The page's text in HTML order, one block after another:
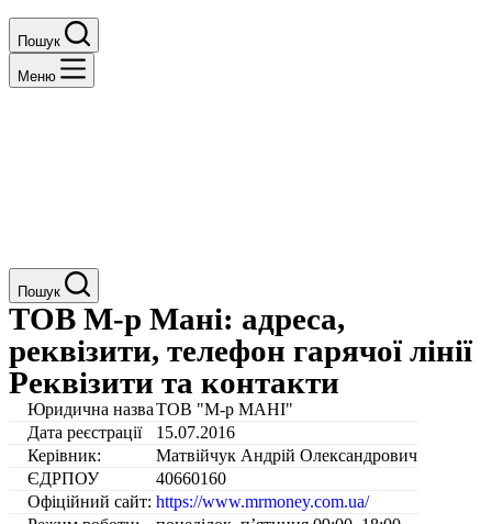
Пошук
Меню
Пошук
ТОВ М-р Мані: адреса,
реквізити, телефон гарячої лінії
Реквізити та контакти
Юридична назваТОВ "М-р МАНІ"
Дата реєстрації
15.07.2016
Керівник:
Матвійчук Андрій Олександрович
ЄДРПОУ
40660160
Офіційний сайт: https://www.mrmoney.com.ua/